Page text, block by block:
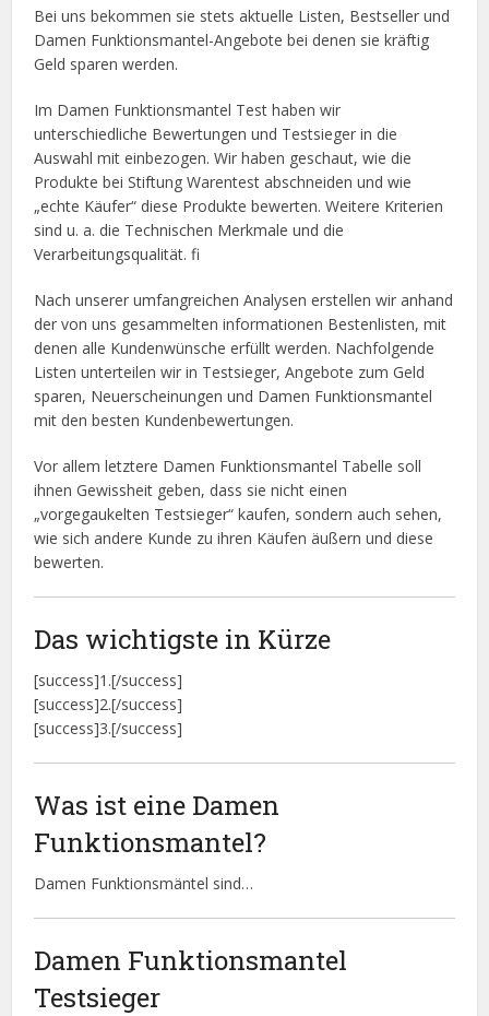
Bei uns bekommen sie stets aktuelle Listen, Bestseller und
Damen Funktionsmantel-Angebote bei denen sie kräftig
Geld sparen werden.
Im Damen Funktionsmantel Test haben wir
unterschiedliche Bewertungen und Testsieger in die
Auswahl mit einbezogen. Wir haben geschaut, wie die
Produkte bei Stiftung Warentest abschneiden und wie
„echte Käufer“ diese Produkte bewerten. Weitere Kriterien
sind u. a. die Technischen Merkmale und die
Verarbeitungsqualität. fi
Nach unserer umfangreichen Analysen erstellen wir anhand
der von uns gesammelten informationen Bestenlisten, mit
denen alle Kundenwünsche erfüllt werden. Nachfolgende
Listen unterteilen wir in Testsieger, Angebote zum Geld
sparen, Neuerscheinungen und Damen Funktionsmantel
mit den besten Kundenbewertungen.
Vor allem letztere Damen Funktionsmantel Tabelle soll
ihnen Gewissheit geben, dass sie nicht einen
„vorgegaukelten Testsieger“ kaufen, sondern auch sehen,
wie sich andere Kunde zu ihren Käufen äußern und diese
bewerten.
Das wichtigste in Kürze
[success]1.[/success]
[success]2.[/success]
[success]3.[/success]
Was ist eine Damen
Funktionsmantel?
Damen Funktionsmäntel sind…
Damen Funktionsmantel
Testsieger